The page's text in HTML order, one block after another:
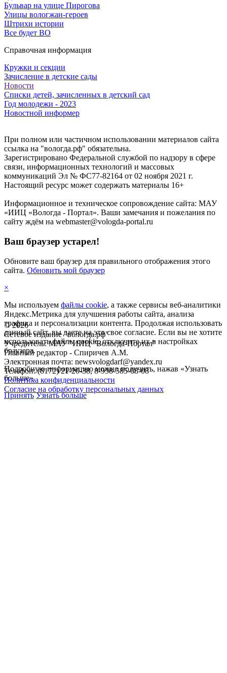
Бульвар на улице Пирогова
Улицы вологжан-героев
Штрихи истории
Все будет ВО
Справочная информация
Кружки и секции
Зачисление в детские сады
Новости
Списки детей, зачисленных в детский сад
Год молодежи - 2023
©2026
Сетевое издание "вологда.рф"
Учредитель: МАУ "ИИЦ "Вологда-Портал"
Главный редактор - Спиричев А.М.
Электронная почта: newsvologdarf@yandex.ru
Телефон: (8172) 21-20-38, 8-958-585-08-08
Политика конфиденциальности
Согласие на обработку персональных данных
Новостной информер
При полном или частичном использовании материалов сайта
ссылка на "вологда.рф" обязательна.
Зарегистрировано Федеральной службой по надзору в сфере
связи, информационных технологий и массовых
коммуникаций Эл № ФС77-82164 от 02 ноября 2021 г.
Настоящий ресурс может содержать материалы 16+
Информационное и техническое сопровождение сайта: МАУ
«ИИЦ «Вологда - Портал». Ваши замечания и пожелания по
сайту ждём на webmaster@vologda-portal.ru
Ваш браузер устарел!
Обновите ваш браузер для правильного отображения этого
сайта. Обновить мой браузер
×
Мы используем файлы cookie, а также сервисы веб-аналитики
Яндекс.Метрика для улучшения работы сайта, анализа
трафика и персонализации контента. Продолжая использовать
данный сайт, вы даете на это свое согласие. Если вы не хотите
использовать файлы cookie, отключите их в настройках
браузера.
Подробную информацию можно получить, нажав «Узнать
больше».
Принять Узнать больше